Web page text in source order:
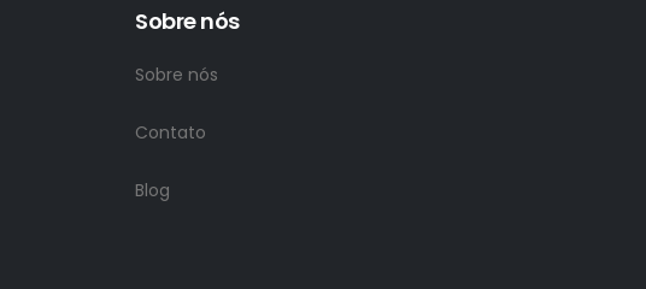
Sobre nós
Sobre nós
Contato
Blog